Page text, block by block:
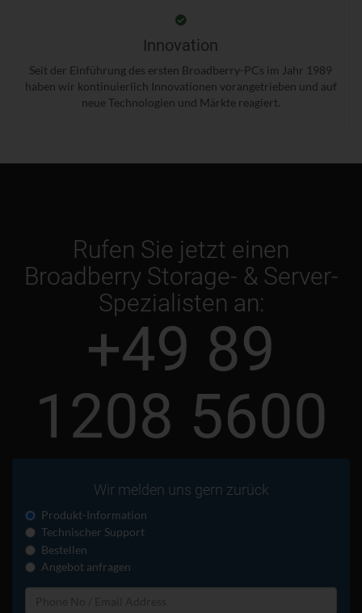
Innovation
Seit der Einführung des ersten Broadberry-PCs im Jahr 1989
haben wir kontinuierlich Innovationen vorangetrieben und auf
neue Technologien und Märkte reagiert.
Rufen Sie jetzt einen
Broadberry Storage- & Server-
Spezialisten an:
+49 89
1208 5600
Wir melden uns gern zurück
Produkt-Information
Technischer Support
Bestellen
Angebot anfragen